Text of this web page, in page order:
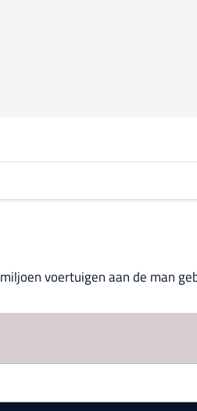
voertuigen aan de man